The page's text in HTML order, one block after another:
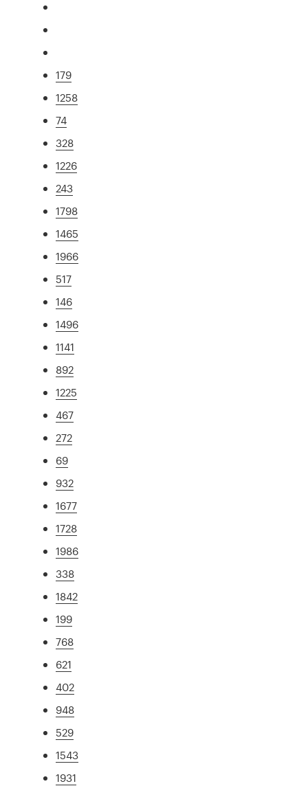
179
1258
74
328
1226
243
1798
1465
1966
517
146
1496
1141
892
1225
467
272
69
932
1677
1728
1986
338
1842
199
768
621
402
948
529
1543
1931